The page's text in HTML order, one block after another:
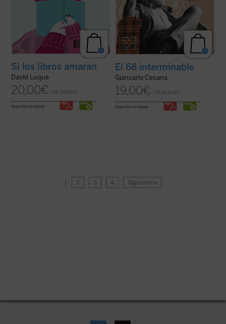
Si los libros amaran
David Luque
20,00€ IVA incluido
disponible en ebook:
El 68 interminable
Giancarlo Cesana
19,00€ IVA incluido
disponible en ebook:
1 2 3 4 Siguiente »